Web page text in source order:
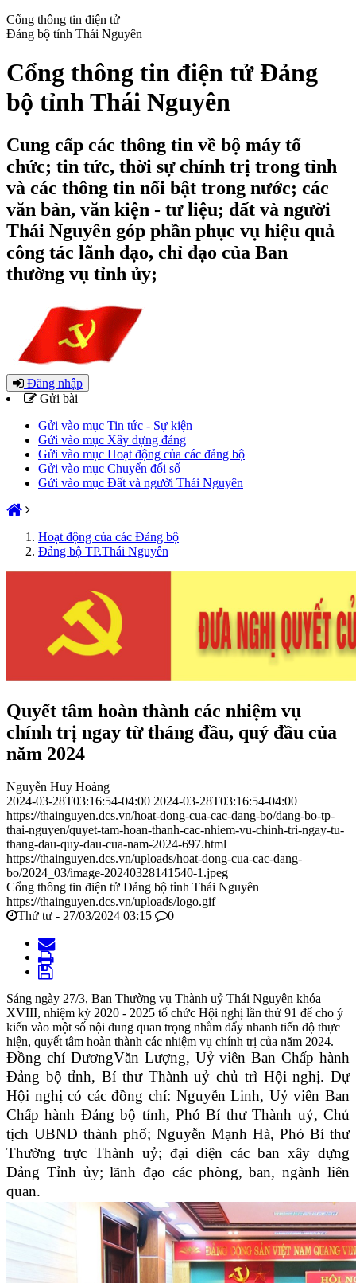
Cổng thông tin điện tử
Đảng bộ tỉnh Thái Nguyên
Cổng thông tin điện tử Đảng
bộ tỉnh Thái Nguyên
Cung cấp các thông tin về bộ máy tổ
chức; tin tức, thời sự chính trị trong tỉnh
và các thông tin nổi bật trong nước; các
văn bản, văn kiện - tư liệu; đất và người
Thái Nguyên góp phần phục vụ hiệu quả
công tác lãnh đạo, chỉ đạo của Ban
thường vụ tỉnh ủy;
Đăng nhập
Gửi bài
Gửi vào mục Tin tức - Sự kiện
Gửi vào mục Xây dựng đảng
Gửi vào mục Hoạt động của các đảng bộ
Gửi vào mục Chuyển đổi số
Gửi vào mục Đất và người Thái Nguyên
Hoạt động của các Đảng bộ
Đảng bộ TP.Thái Nguyên
Quyết tâm hoàn thành các nhiệm vụ
chính trị ngay từ tháng đầu, quý đầu của
năm 2024
Nguyễn Huy Hoàng
2024-03-28T03:16:54-04:00 2024-03-28T03:16:54-04:00
https://thainguyen.dcs.vn/hoat-dong-cua-cac-dang-bo/dang-bo-tp-
thai-nguyen/quyet-tam-hoan-thanh-cac-nhiem-vu-chinh-tri-ngay-tu-
thang-dau-quy-dau-cua-nam-2024-697.html
https://thainguyen.dcs.vn/uploads/hoat-dong-cua-cac-dang-
bo/2024_03/image-20240328141540-1.jpeg
Cổng thông tin điện tử Đảng bộ tỉnh Thái Nguyên
https://thainguyen.dcs.vn/uploads/logo.gif
Thứ tư - 27/03/2024 03:15
0
Sáng ngày 27/3, Ban Thường vụ Thành uỷ Thái Nguyên khóa
XVIII, nhiệm kỳ 2020 - 2025 tổ chức Hội nghị lần thứ 91 để cho ý
kiến vào một số nội dung quan trọng nhằm đẩy nhanh tiến độ thực
hiện, quyết tâm hoàn thành các nhiệm vụ chính trị của năm 2024.
Đồng chí DươngVăn Lượng, Uỷ viên Ban Chấp hành
Đảng bộ tỉnh, Bí thư Thành uỷ chủ trì Hội nghị. Dự
Hội nghị có các đồng chí: Nguyễn Linh, Uỷ viên Ban
Chấp hành Đảng bộ tỉnh, Phó Bí thư Thành uỷ, Chủ
tịch UBND thành phố; Nguyễn Mạnh Hà, Phó Bí thư
Thường trực Thành uỷ; đại diện các ban xây dựng
Đảng Tỉnh ủy; lãnh đạo các phòng, ban, ngành liên
quan.